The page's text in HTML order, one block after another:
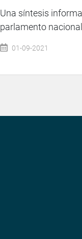
Una síntesis
parlamento
01-09-2021